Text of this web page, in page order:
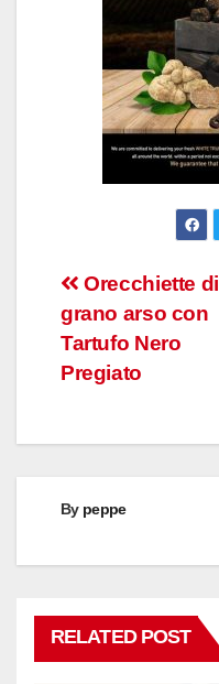
Post
navigation
Orecchiette di
grano arso con
Tartufo Nero
Pregiato
By peppe
RELATED POST